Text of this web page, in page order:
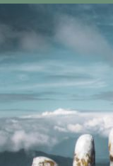
Hoa Binh
vietnamien.
le berceau de
anciens du